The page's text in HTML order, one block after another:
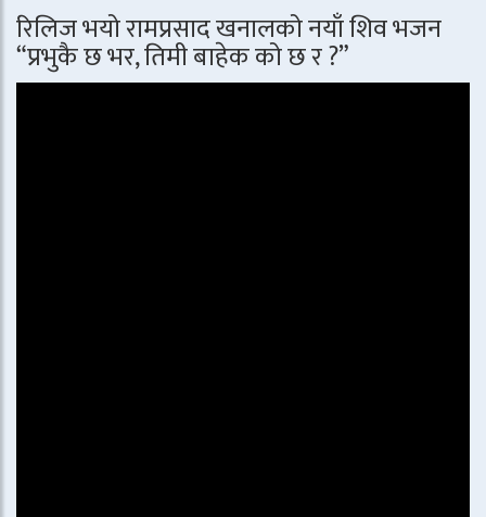
रिलिज भयो रामप्रसाद खनालको नयाँ शिव भजन
“प्रभुकै छ भर, तिमी बाहेक को छ र ?”